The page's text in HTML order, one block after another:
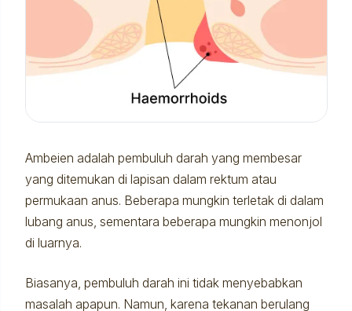
Ambeien adalah pembuluh darah yang membesar
yang ditemukan di lapisan dalam rektum atau
permukaan anus. Beberapa mungkin terletak di dalam
lubang anus, sementara beberapa mungkin menonjol
di luarnya.
Biasanya, pembuluh darah ini tidak menyebabkan
masalah apapun. Namun, karena tekanan berulang